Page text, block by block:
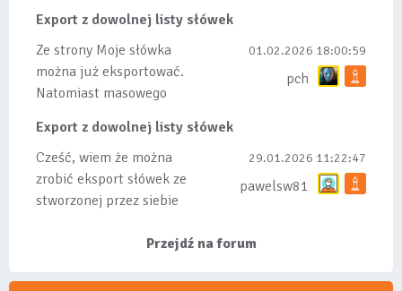
Export z dowolnej listy słówek
Ze strony Moje słówka
można już eksportować.
Natomiast masowego
bo wiąże się...
01.02.2026 18:00:59
pch
Export z dowolnej listy słówek
Cześć, wiem że można
zrobić eksport słówek ze
stworzonej przez siebie
29.01.2026 11:22:47
pawelsw81
Przejdź na forum